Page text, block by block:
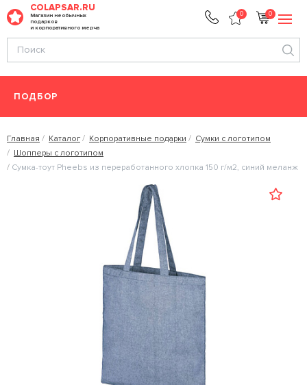
COLAPSAR.RU
Магазин необычных
подарков
и корпоративного мерча
0 0
ПОДБОР
Главная Каталог Корпоративные подарки
Сумки с логотипом
Шопперы с логотипом
Сумка-тоут Pheebs из переработанного хлопка 150 г/м2, синий меланж